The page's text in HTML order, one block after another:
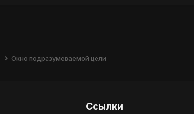
Окно подразумеваемой цели
Ссылки